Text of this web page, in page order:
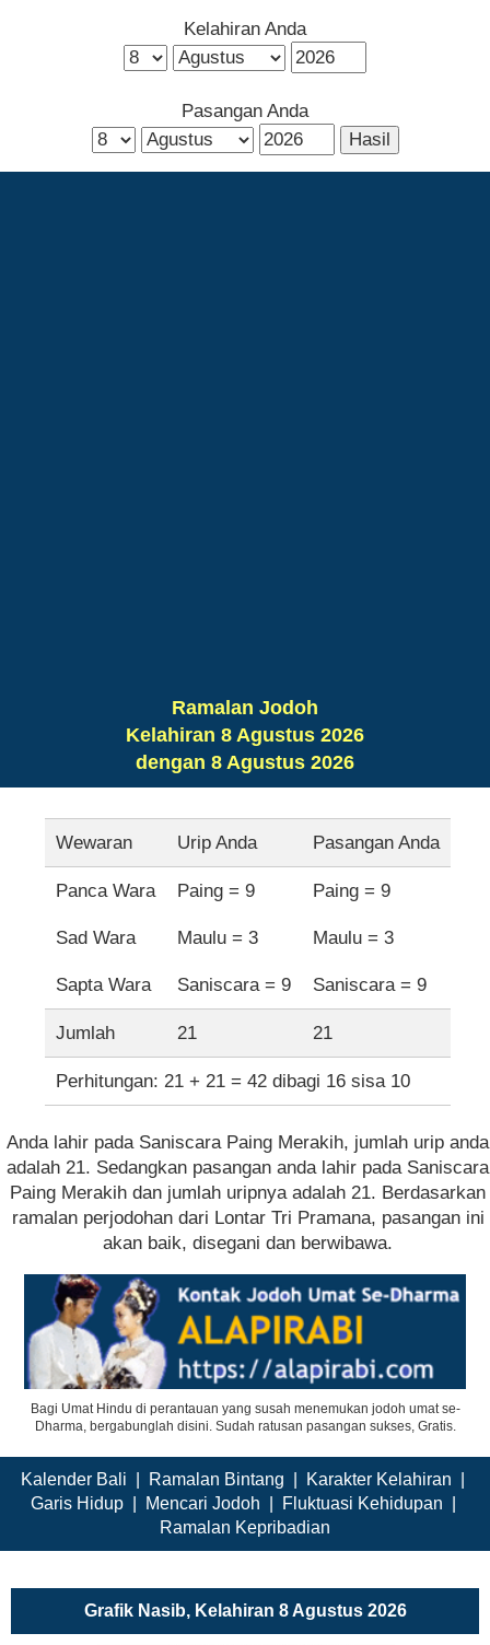
Kelahiran Anda
Pasangan Anda
Ramalan Jodoh
Kelahiran 8 Agustus 2026
dengan 8 Agustus 2026
Wewaran Urip Anda Pasangan Anda
Panca Wara Paing = 9 Paing = 9
Sad Wara Maulu = 3 Maulu = 3
Sapta Wara Saniscara = 9 Saniscara = 9
Jumlah 21 21
Perhitungan: 21 + 21 = 42 dibagi 16 sisa 10
Anda lahir pada Saniscara Paing Merakih, jumlah urip anda
adalah 21. Sedangkan pasangan anda lahir pada Saniscara
Paing Merakih dan jumlah uripnya adalah 21. Berdasarkan
ramalan perjodohan dari Lontar Tri Pramana, pasangan ini
akan baik, disegani dan berwibawa.
Bagi Umat Hindu di perantauan yang susah menemukan jodoh umat se-
Dharma, bergabunglah disini. Sudah ratusan pasangan sukses, Gratis.
Kalender Bali Ramalan Bintang Karakter Kelahiran
Garis Hidup| Mencari Jodoh Fluktuasi Kehidupan
Ramalan Kepribadian
Grafik Nasib, Kelahiran 8 Agustus 2026